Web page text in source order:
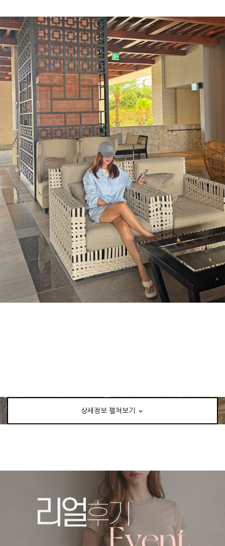
상세정보 펼쳐보기